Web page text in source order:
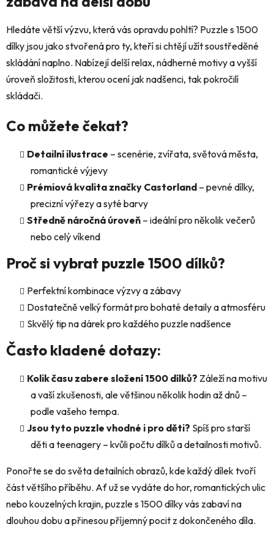
r
v
k
y
v
u
Hledáte větší výzvu, která vás opravdu pohltí? Puzzle s 1500
dílky jsou jako stvořená pro ty, kteří si chtějí užít soustředěné
skládání naplno. Nabízejí delší relax, nádherné motivy a vyšší
úroveň složitosti, kterou ocení jak nadšenci, tak pokročilí
skládači.
Co můžete čekat?
Detailní ilustrace – scenérie, zvířata, světová města,
romantické výjevy
Prémiová kvalita značky Castorland – pevné dílky,
precizní výřezy a syté barvy
Středně náročná úroveň – ideální pro několik večerů
nebo celý víkend
Proč si vybrat puzzle 1500 dílků?
Perfektní kombinace výzvy a zábavy
Dostatečně velký formát pro bohaté detaily a atmosféru
Skvělý tip na dárek pro každého puzzle nadšence
Často kladené dotazy:
Kolik času zabere složení 1500 dílků? Záleží na motivu
a vaší zkušenosti, ale většinou několik hodin až dnů –
podle vašeho tempa.
Jsou tyto puzzle vhodné i pro děti? Spíš pro starší
děti a teenagery – kvůli počtu dílků a detailnosti motivů.
Ponořte se do světa detailních obrazů, kde každý dílek tvoří
část většího příběhu. Ať už se vydáte do hor, romantických ulic
nebo kouzelných krajin, puzzle s 1500 dílky vás zabaví na
dlouhou dobu a přinesou příjemný pocit z dokončeného díla.